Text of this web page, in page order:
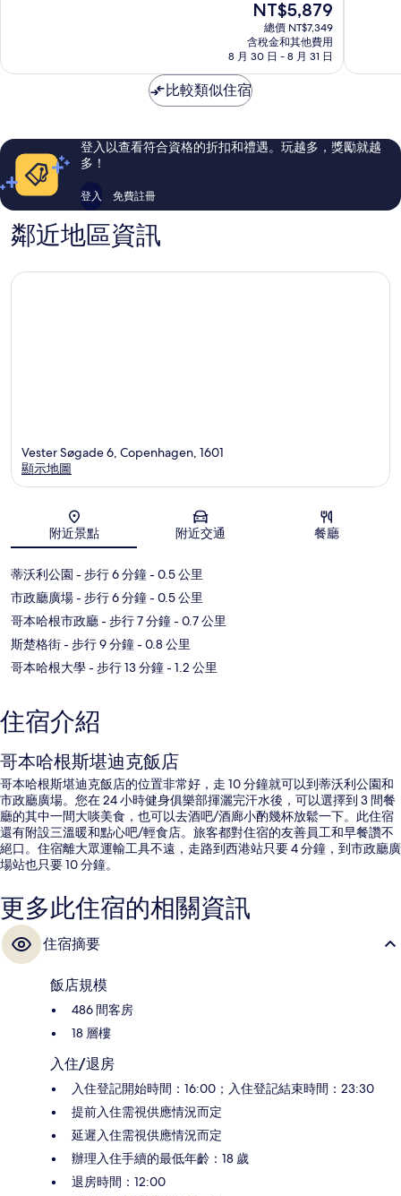
市
常
評
論
現
價
格
為
NT$5,879
NT$5,879
總價 NT$7,349
含稅金和其他費用
8 月 30 日 - 8 月 31 日
夠
評
論
比較類似住宿
登入以查看符合資格的折扣和禮遇。玩越多，獎勵就越
多！
登入 免費註冊
鄰近地區資訊
地圖
Vester Søgade 6, Copenhagen, 1601
顯示地圖
附近景點 附近交通 餐廳
蒂沃利公園 - 步行 6 分鐘- 0.5 公里
市政廳廣場- 步行 6 分鐘- 0.5 公里
哥本哈根市政廳- 步行 7 分鐘- 0.7 公里
斯楚格街- 步行 9 分鐘- 0.8 公里
哥本哈根大學- 步行 13 分鐘- 1.2 公里
住宿介紹
哥本哈根斯堪迪克飯店
哥本哈根斯堪迪克飯店的位置非常好，走 10 分鐘就可以到蒂沃利公園和
市政廳廣場。您在 24 小時健身俱樂部揮灑完汗水後，可以選擇到 3 間餐
廳的其中一間大啖美食，也可以去酒吧/酒廊小酌幾杯放鬆一下。此住宿
還有附設三溫暖和點心吧/輕食店。旅客都對住宿的友善員工和早餐讚不
絕口。住宿離大眾運輸工具不遠，走路到西港站只要 4 分鐘，到市政廳廣
場站也只要 10 分鐘。
更多此住宿的相關資訊
住宿摘要
飯店規模
486 間客房
18 層樓
入住/退房
入住登記開始時間：16:00；入住登記結束時間：23:30
提前入住需視供應情況而定
延遲入住需視供應情況而定
辦理入住手續的最低年齡：18 歲
退房時間：12:00